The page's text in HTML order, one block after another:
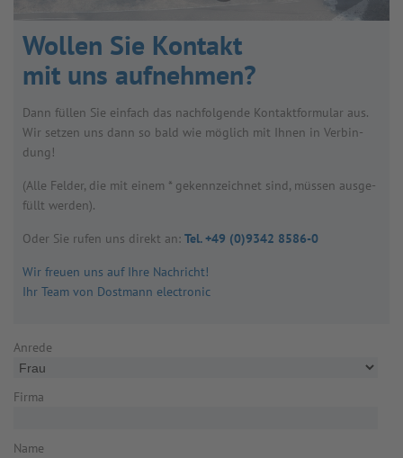
Wol­len Sie Kon­takt
mit uns auf­neh­men?
Dann fül­len Sie ein­fach das nach­fol­gende Kon­takt­for­mu­lar aus.
Wir set­zen uns dann so bald wie mög­lich mit Ihnen in Ver­bin­
dung!
(Alle Fel­der, die mit einem * gekenn­zeich­net sind, müs­sen aus­ge­
füllt wer­den).
Oder Sie rufen uns direkt an: Tel. +49 (0)9342 8586-0
Wir freuen uns auf Ihre Nachricht!
Ihr Team von Dostmann electronic
Anrede
Firma
Name